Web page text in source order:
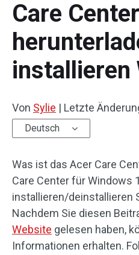
Care Center
installieren
Von Sylie | Letzte
Deutsch
Was ist das Acer Care
Care Center für Windows
installieren/deinstallieren
Nachdem Sie diesen
Website gelesen haben,
Informationen erhalten.